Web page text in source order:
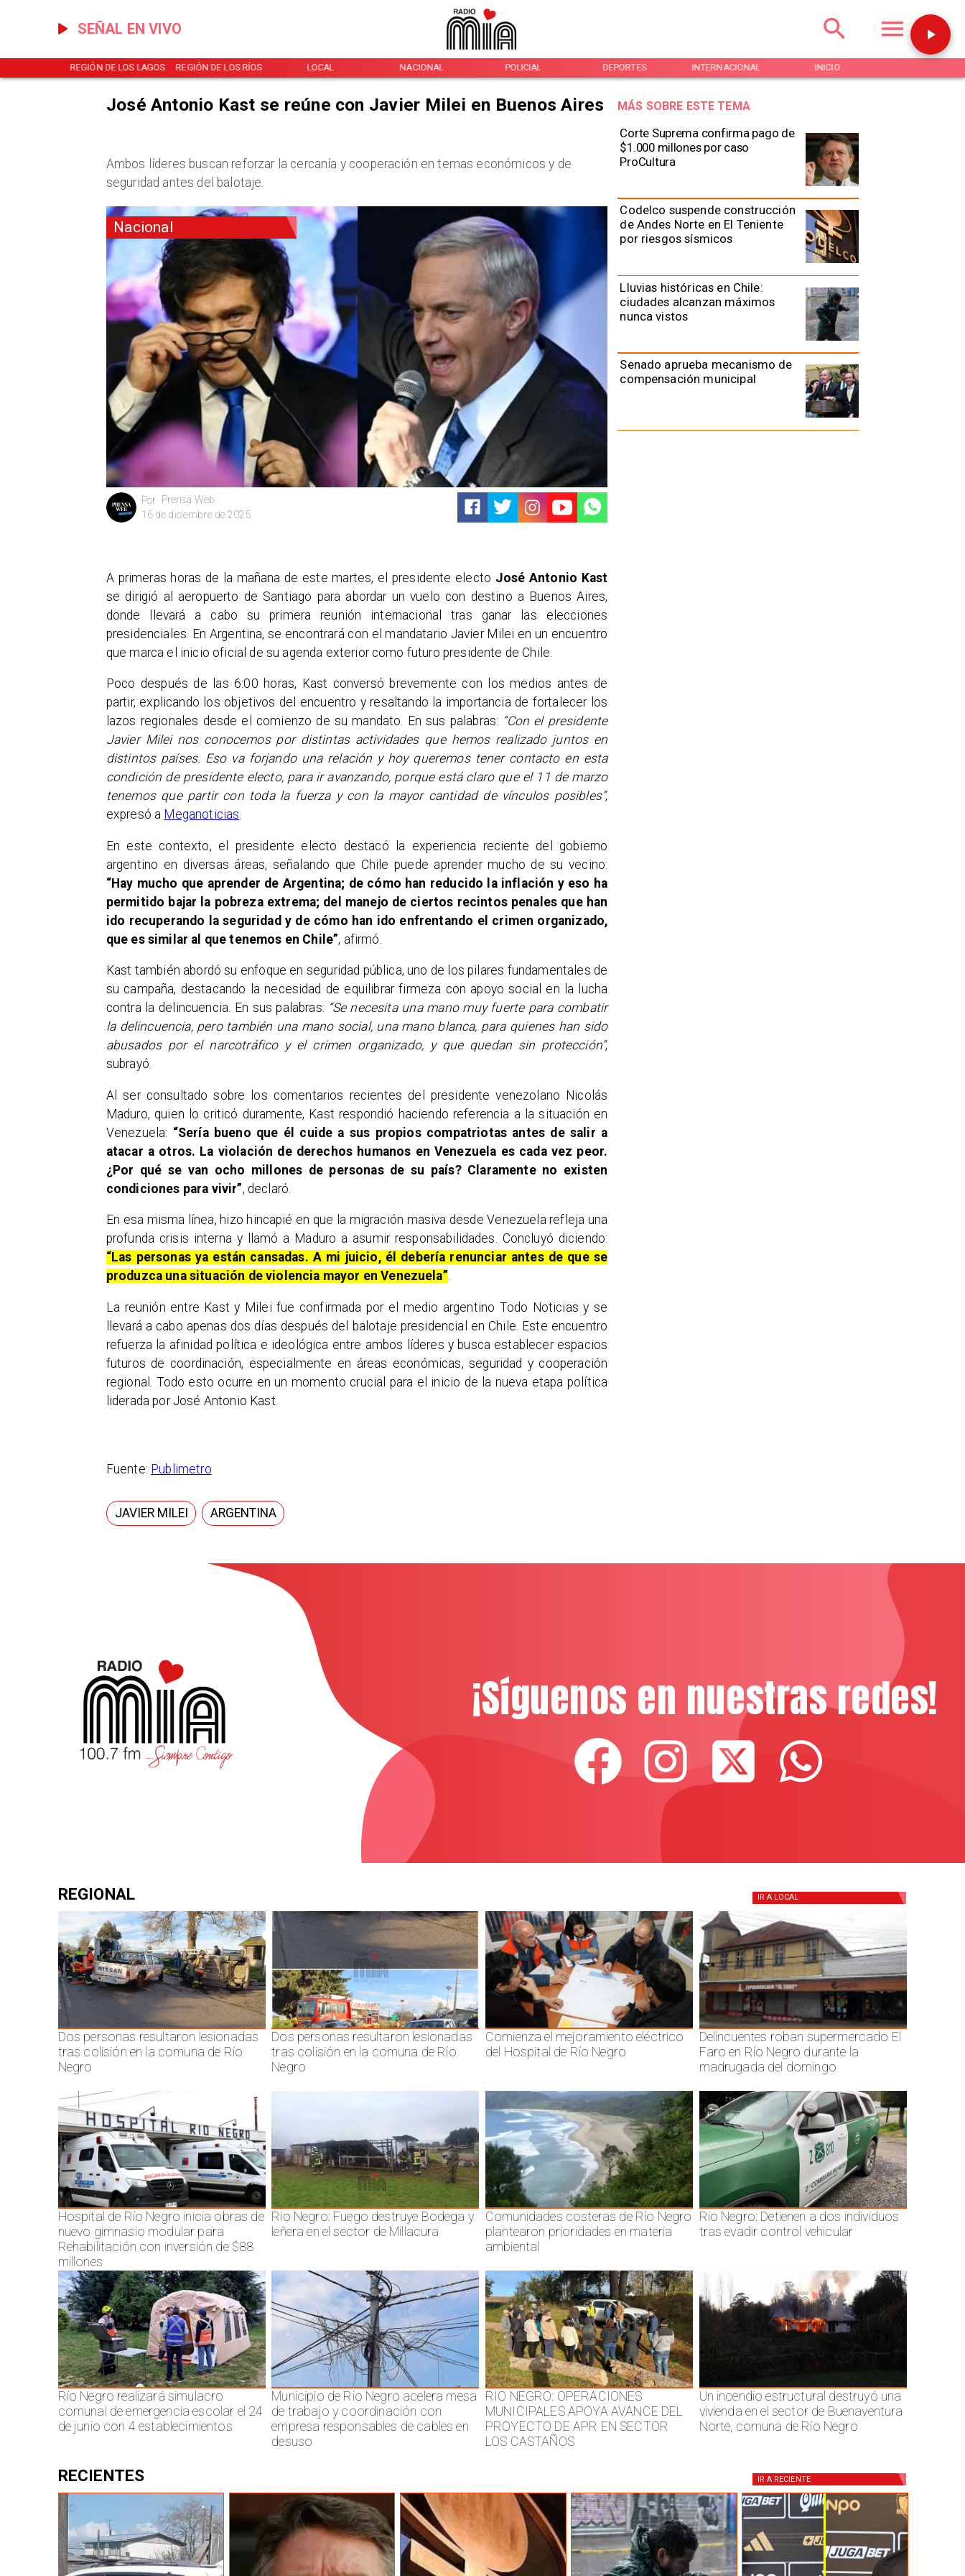
SEÑAL EN VIVO
REGIÓN DE LOS LAGOS REGIÓN DE LOS RÍOS LOCAL NACIONAL POLICIAL DEPORTES INTERNACIONAL INICIO
Nacional
Prensa Web
Por
16 de diciembre de 2025
Corte Suprema confirma pago de
$1.000 millones por caso
ProCultura
Codelco suspende construcción
de Andes Norte en El Teniente
por riesgos sísmicos
Lluvias históricas en Chile:
ciudades alcanzan máximos
nunca vistos
Senado aprueba mecanismo de
compensación municipal
MÁS SOBRE ESTE TEMA
José Antonio Kast se reúne con Javier Milei en Buenos Aires
Ambos líderes buscan reforzar la cercanía y cooperación en temas económicos y de
seguridad antes del balotaje.
A primeras horas de la mañana de este martes, el presidente electo José Antonio Kast
se dirigió al aeropuerto de Santiago para abordar un vuelo con destino a Buenos Aires,
donde llevará a cabo su primera reunión internacional tras ganar las elecciones
presidenciales. En Argentina, se encontrará con el mandatario Javier Milei en un encuentro
que marca el inicio oficial de su agenda exterior como futuro presidente de Chile.
Poco después de las 6:00 horas, Kast conversó brevemente con los medios antes de
partir, explicando los objetivos del encuentro y resaltando la importancia de fortalecer los
lazos regionales desde el comienzo de su mandato. En sus palabras: “Con el presidente
Javier Milei nos conocemos por distintas actividades que hemos realizado juntos en
distintos países. Eso va forjando una relación y hoy queremos tener contacto en esta
condición de presidente electo, para ir avanzando, porque está claro que el 11 de marzo
tenemos que partir con toda la fuerza y con la mayor cantidad de vínculos posibles”,
expresó a Meganoticias.
En este contexto, el presidente electo destacó la experiencia reciente del gobierno
argentino en diversas áreas, señalando que Chile puede aprender mucho de su vecino:
“Hay mucho que aprender de Argentina; de cómo han reducido la inflación y eso ha
permitido bajar la pobreza extrema; del manejo de ciertos recintos penales que han
ido recuperando la seguridad y de cómo han ido enfrentando el crimen organizado,
que es similar al que tenemos en Chile”, afirmó.
Kast también abordó su enfoque en seguridad pública, uno de los pilares fundamentales de
su campaña, destacando la necesidad de equilibrar firmeza con apoyo social en la lucha
contra la delincuencia. En sus palabras: “Se necesita una mano muy fuerte para combatir
la delincuencia, pero también una mano social, una mano blanca, para quienes han sido
abusados por el narcotráfico y el crimen organizado, y que quedan sin protección”,
subrayó.
Al ser consultado sobre los comentarios recientes del presidente venezolano Nicolás
Maduro, quien lo criticó duramente, Kast respondió haciendo referencia a la situación en
Venezuela: “Sería bueno que él cuide a sus propios compatriotas antes de salir a
atacar a otros. La violación de derechos humanos en Venezuela es cada vez peor.
¿Por qué se van ocho millones de personas de su país? Claramente no existen
condiciones para vivir”, declaró.
En esa misma línea, hizo hincapié en que la migración masiva desde Venezuela refleja una
profunda crisis interna y llamó a Maduro a asumir responsabilidades. Concluyó diciendo:
“Las personas ya están cansadas. A mi juicio, él debería renunciar antes de que se
produzca una situación de violencia mayor en Venezuela”.
La reunión entre Kast y Milei fue confirmada por el medio argentino Todo Noticias y se
llevará a cabo apenas dos días después del balotaje presidencial en Chile. Este encuentro
refuerza la afinidad política e ideológica entre ambos líderes y busca establecer espacios
futuros de coordinación, especialmente en áreas económicas, seguridad y cooperación
regional. Todo esto ocurre en un momento crucial para el inicio de la nueva etapa política
liderada por José Antonio Kast.
Fuente: Publimetro
JAVIER MILEI ARGENTINA
¡Síguenos en nuestras redes!
REGIONAL IR A LOCAL
Dos personas resultaron lesionadas
tras colisión en la comuna de Río
Negro
Dos personas resultaron lesionadas
tras colisión en la comuna de Río
Negro
Comienza el mejoramiento eléctrico
del Hospital de Río Negro
Delincuentes roban supermercado El
Faro en Río Negro durante la
madrugada del domingo
Hospital de Río Negro inicia obras de
nuevo gimnasio modular para
Rehabilitación con inversión de $88
millones
Rio Negro: Fuego destruye Bodega y
leñera en el sector de Millacura
Comunidades costeras de Río Negro
plantearon prioridades en materia
ambiental
Rio Negro: Detienen a dos individuos
tras evadir control vehicular
Río Negro realizará simulacro
comunal de emergencia escolar el 24
de junio con 4 establecimientos
Municipio de Rio Negro acelera mesa
de trabajo y coordinación con
empresa responsables de cables en
desuso
RIO NEGRO: OPERACIONES
MUNICIPALES APOYA AVANCE DEL
PROYECTO DE APR EN SECTOR
LOS CASTAÑOS
Un incendio estructural destruyó una
vivienda en el sector de Buenaventura
Norte, comuna de Río Negro
RECIENTES IR A RECIENTE